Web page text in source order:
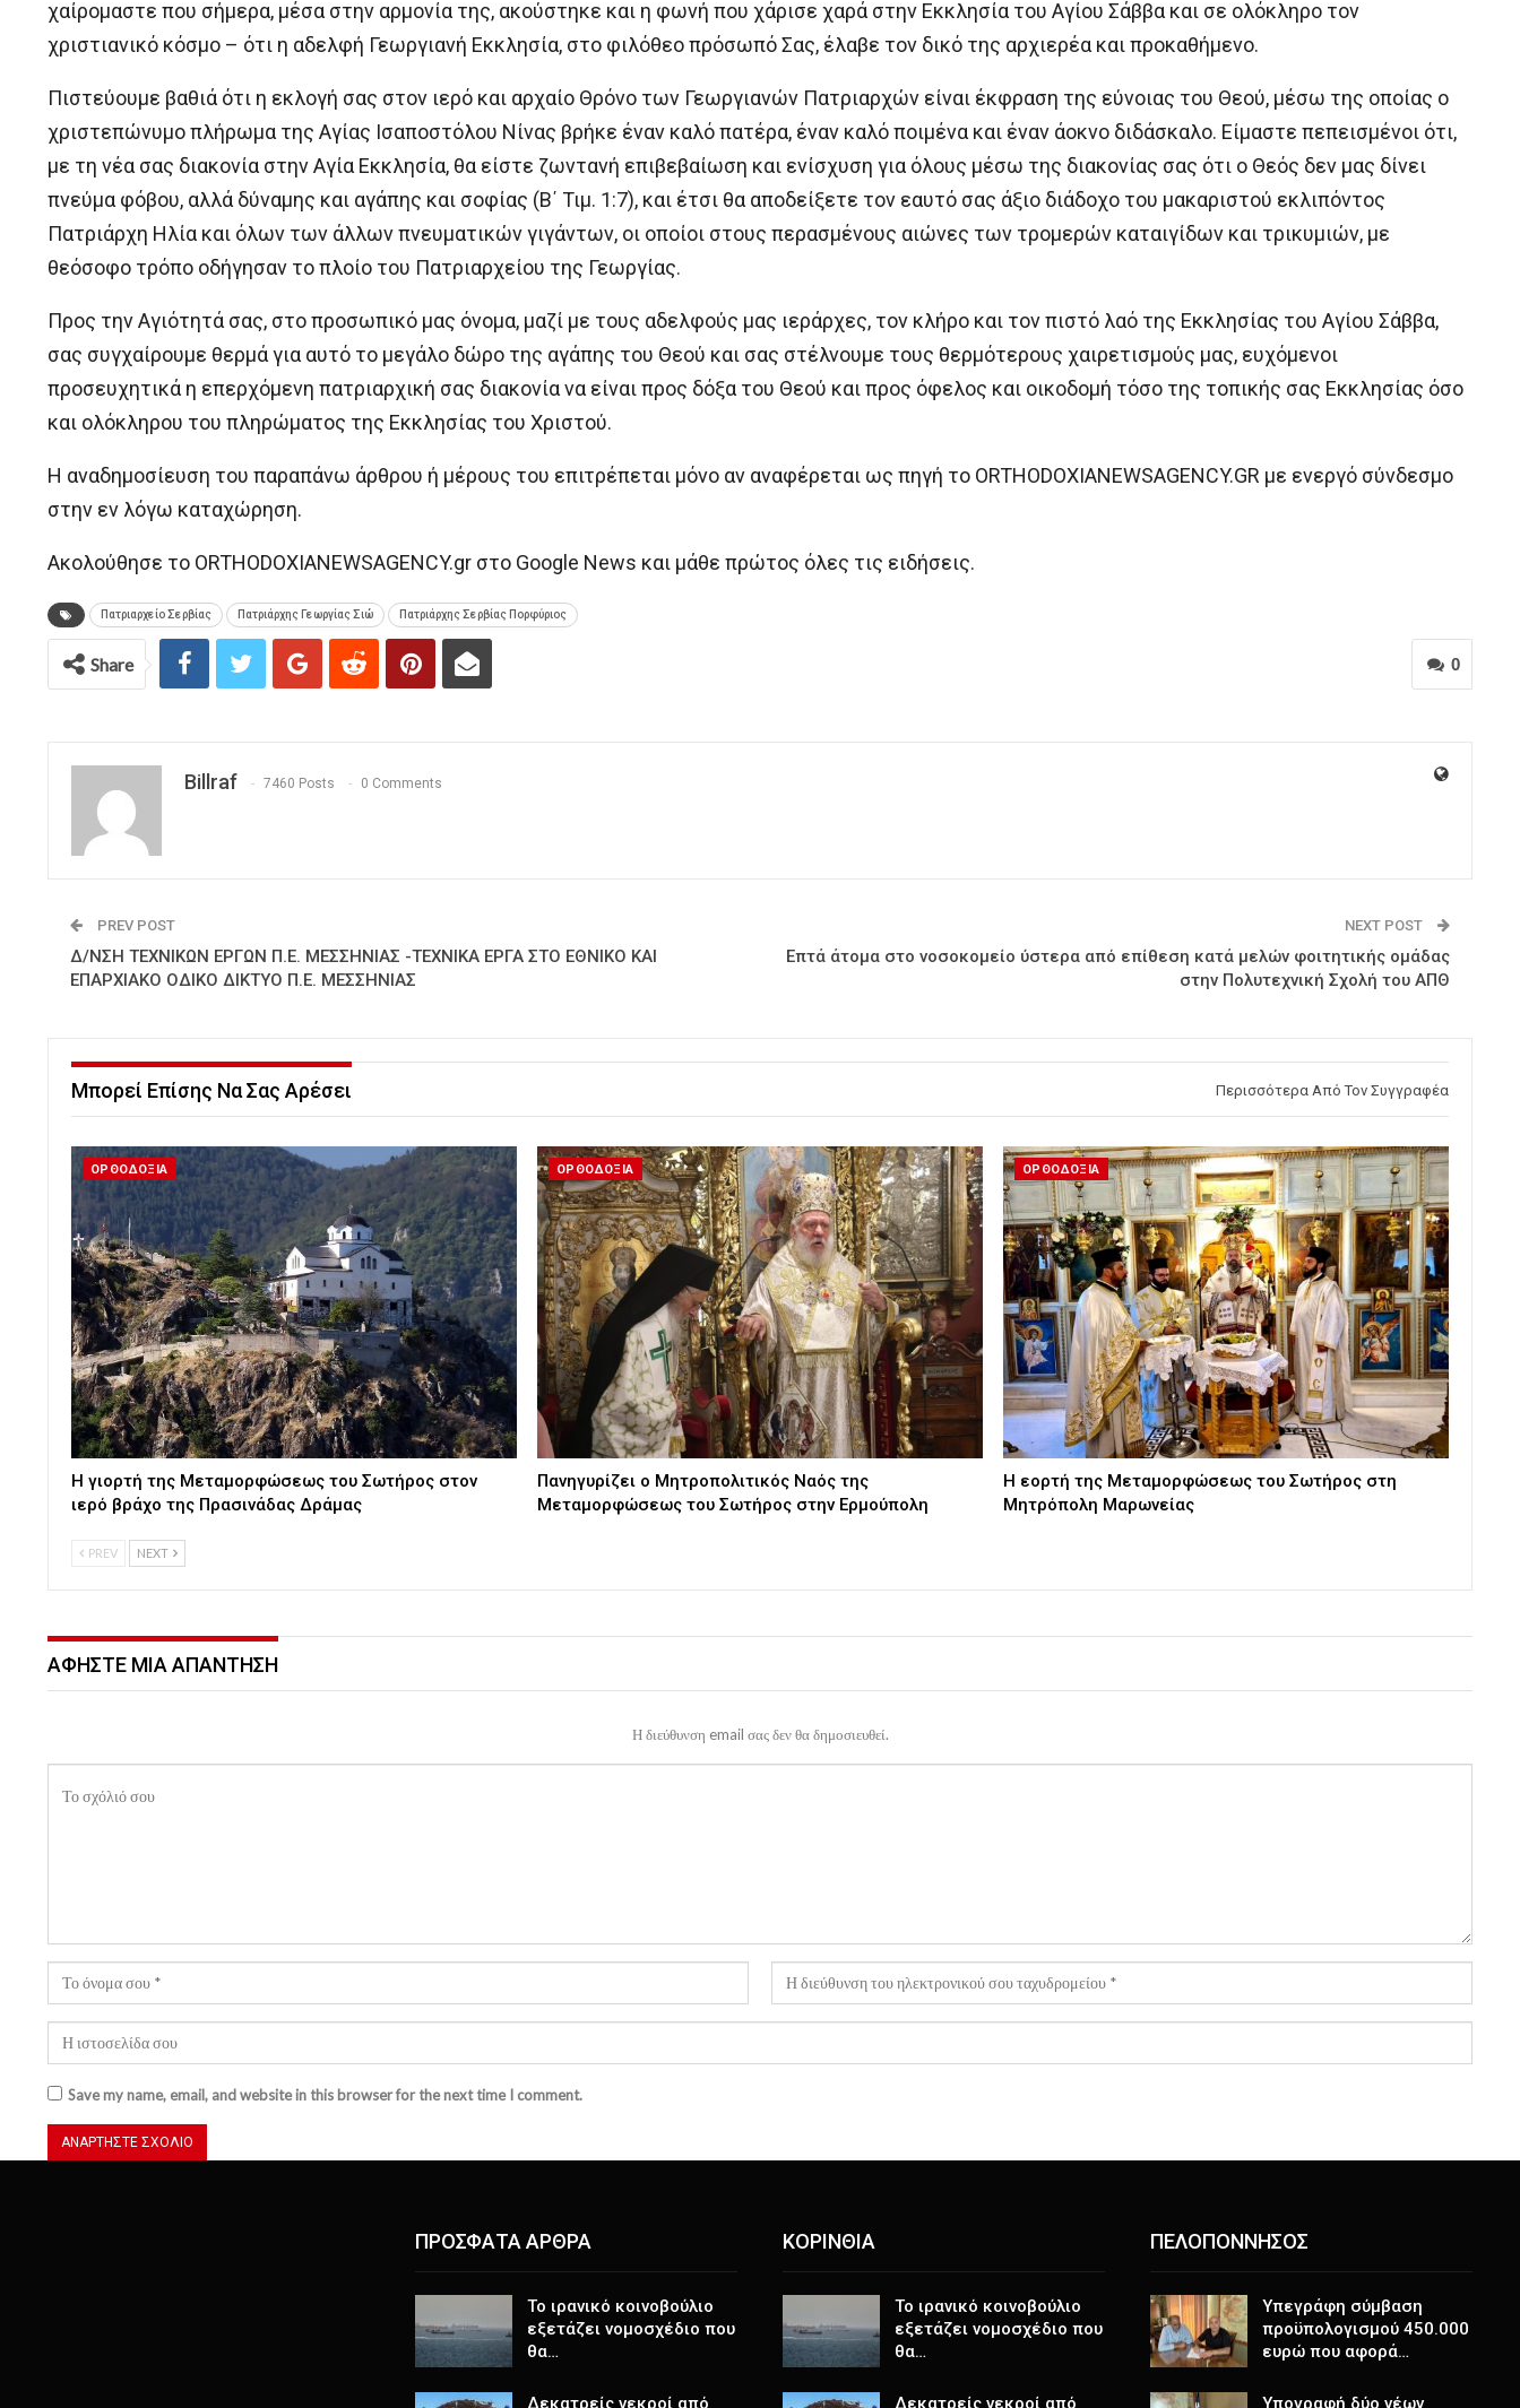
χαίρομαστε που σήμερα, μέσα στην αρμονία της, ακούστηκε και η φωνή που χάρισε χαρά στην Εκκλησία του Αγίου Σάββα και σε ολόκληρο τον
χριστιανικό κόσμο – ότι η αδελφή Γεωργιανή Εκκλησία, στο φιλόθεο πρόσωπό Σας, έλαβε τον δικό της αρχιερέα και προκαθήμενο.
Πιστεύουμε βαθιά ότι η εκλογή σας στον ιερό και αρχαίο Θρόνο των Γεωργιανών Πατριαρχών είναι έκφραση της εύνοιας του Θεού, μέσω της οποίας ο
χριστεπώνυμο πλήρωμα της Αγίας Ισαποστόλου Νίνας βρήκε έναν καλό πατέρα, έναν καλό ποιμένα και έναν άοκνο διδάσκαλο. Είμαστε πεπεισμένοι ότι,
με τη νέα σας διακονία στην Αγία Εκκλησία, θα είστε ζωντανή επιβεβαίωση και ενίσχυση για όλους μέσω της διακονίας σας ότι ο Θεός δεν μας δίνει
πνεύμα φόβου, αλλά δύναμης και αγάπης και σοφίας (Β΄ Τιμ. 1:7), και έτσι θα αποδείξετε τον εαυτό σας άξιο διάδοχο του μακαριστού εκλιπόντος
Πατριάρχη Ηλία και όλων των άλλων πνευματικών γιγάντων, οι οποίοι στους περασμένους αιώνες των τρομερών καταιγίδων και τρικυμιών, με
θεόσοφο τρόπο οδήγησαν το πλοίο του Πατριαρχείου της Γεωργίας.
Προς την Αγιότητά σας, στο προσωπικό μας όνομα, μαζί με τους αδελφούς μας ιεράρχες, τον κλήρο και τον πιστό λαό της Εκκλησίας του Αγίου Σάββα,
σας συγχαίρουμε θερμά για αυτό το μεγάλο δώρο της αγάπης του Θεού και σας στέλνουμε τους θερμότερους χαιρετισμούς μας, ευχόμενοι
προσευχητικά η επερχόμενη πατριαρχική σας διακονία να είναι προς δόξα του Θεού και προς όφελος και οικοδομή τόσο της τοπικής σας Εκκλησίας όσο
και ολόκληρου του πληρώματος της Εκκλησίας του Χριστού.
H αναδημοσίευση του παραπάνω άρθρου ή μέρους του επιτρέπεται μόνο αν αναφέρεται ως πηγή το ORTHODOXIANEWSAGENCY.GR με ενεργό σύνδεσμο
στην εν λόγω καταχώρηση.
Ακολούθησε το ORTHODOXIANEWSAGENCY.gr στο Google News και μάθε πρώτος όλες τις ειδήσεις.
Πατριαρχείο Σερβίας Πατριάρχης Γεωργίας Σιώ Πατριάρχης Σερβίας Πορφύριος
0
Share
Billraf 7460 Posts 0 Comments
PREV POST
Δ/ΝΣΗ ΤΕΧΝΙΚΩΝ ΕΡΓΩΝ Π.Ε. ΜΕΣΣΗΝΙΑΣ -ΤΕΧΝΙΚΑ ΕΡΓΑ ΣΤΟ ΕΘΝΙΚΟ ΚΑΙ
ΕΠΑΡΧΙΑΚΟ ΟΔΙΚΟ ΔΙΚΤΥΟ Π.Ε. ΜΕΣΣΗΝΙΑΣ
NEXT POST
Επτά άτομα στο νοσοκομείο ύστερα από επίθεση κατά μελών φοιτητικής ομάδας
στην Πολυτεχνική Σχολή του ΑΠΘ
Μπορεί Επίσης Να Σας Αρέσει Περισσότερα Από Τον Συγγραφέα
ΟΡΘΟΔΟΞΙΑ
Η γιορτή της Μεταμορφώσεως του Σωτήρος στον
ιερό βράχο της Πρασινάδας Δράμας
ΟΡΘΟΔΟΞΙΑ
Πανηγυρίζει ο Μητροπολιτικός Ναός της
Μεταμορφώσεως του Σωτήρος στην Ερμούπολη
ΟΡΘΟΔΟΞΙΑ
Η εορτή της Μεταμορφώσεως του Σωτήρος στη
Μητρόπολη Μαρωνείας
PREV NEXT
ΑΦΉΣΤΕ ΜΙΑ ΑΠΆΝΤΗΣΗ
Η διεύθυνση email σας δεν θα δημοσιευθεί.
Save my name, email, and website in this browser for the next time I comment.
ΠΡΟΣΦΑΤΑ ΑΡΘΡΑ
Το ιρανικό κοινοβούλιο
εξετάζει νομοσχέδιο που
θα…
Δεκατρείς νεκροί από
ΚΟΡΙΝΘΙΑ
Το ιρανικό κοινοβούλιο
εξετάζει νομοσχέδιο που
θα…
Δεκατρείς νεκροί από
ΠΕΛΟΠΟΝΝΗΣΟΣ
Υπεγράφη σύμβαση
προϋπολογισμού 450.000
ευρώ που αφορά…
Υπογραφή δύο νέων